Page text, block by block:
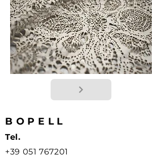
BOPELL
Tel.
+39 051 767201